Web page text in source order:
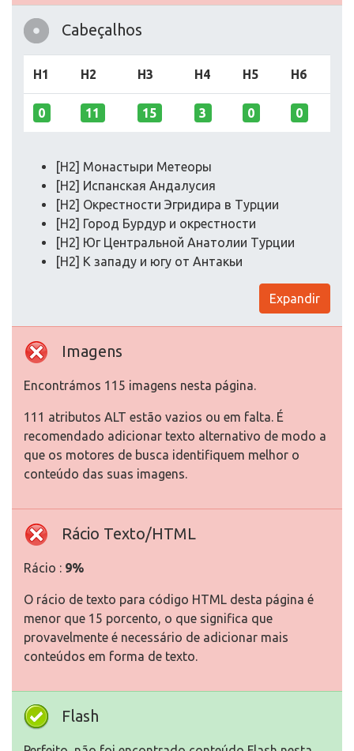
Cabeçalhos
H1 H2 H3 H4 H5 H6
0 11 15 3 0 0
[H2] Монастыри Метеоры
[H2] Испанская Андалусия
[H2] Окрестности Эгридира в Турции
[H2] Город Бурдур и окрестности
[H2] Юг Центральной Анатолии Турции
[H2] К западу и югу от Антакьи
Expandir
Imagens
Encontrámos 115 imagens nesta página.
111 atributos ALT estão vazios ou em falta. É
recomendado adicionar texto alternativo de modo a
que os motores de busca identifiquem melhor o
conteúdo das suas imagens.
Rácio Texto/HTML
Rácio : 9%
O rácio de texto para código HTML desta página é
menor que 15 porcento, o que significa que
provavelmente é necessário de adicionar mais
conteúdos em forma de texto.
Flash